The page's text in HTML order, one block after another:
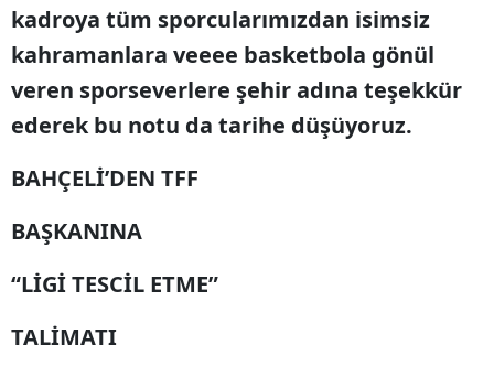
kadroya tüm sporcularımızdan isimsiz
kahramanlara veeee basketbola gönül
veren sporseverlere şehir adına teşekkür
ederek bu notu da tarihe düşüyoruz.
BAHÇELİ’DEN TFF
BAŞKANINA
“LİGİ TESCİL ETME”
TALİMATI